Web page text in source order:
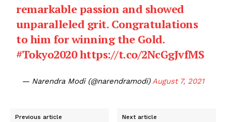
remarkable passion and showed
unparalleled grit. Congratulations
to him for winning the Gold.
#Tokyo2020https://t.co/2NcGgJvfMS
— Narendra Modi (@narendramodi)August 7, 2021
Previous article Next article